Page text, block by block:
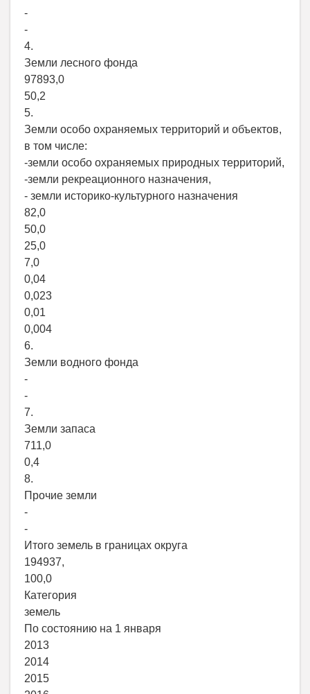
-
-
4.
Земли лесного фонда
97893,0
50,2
5.
Земли особо охраняемых территорий и объектов,
в том числе:
-земли особо охраняемых природных территорий,
-земли рекреационного назначения,
- земли историко-культурного назначения
82,0
50,0
25,0
7,0
0,04
0,023
0,01
0,004
6.
Земли водного фонда
-
-
7.
Земли запаса
711,0
0,4
8.
Прочие земли
-
-
Итого земель в границах округа
194937,
100,0
Категория
земель
По состоянию на 1 января
2013
2014
2015